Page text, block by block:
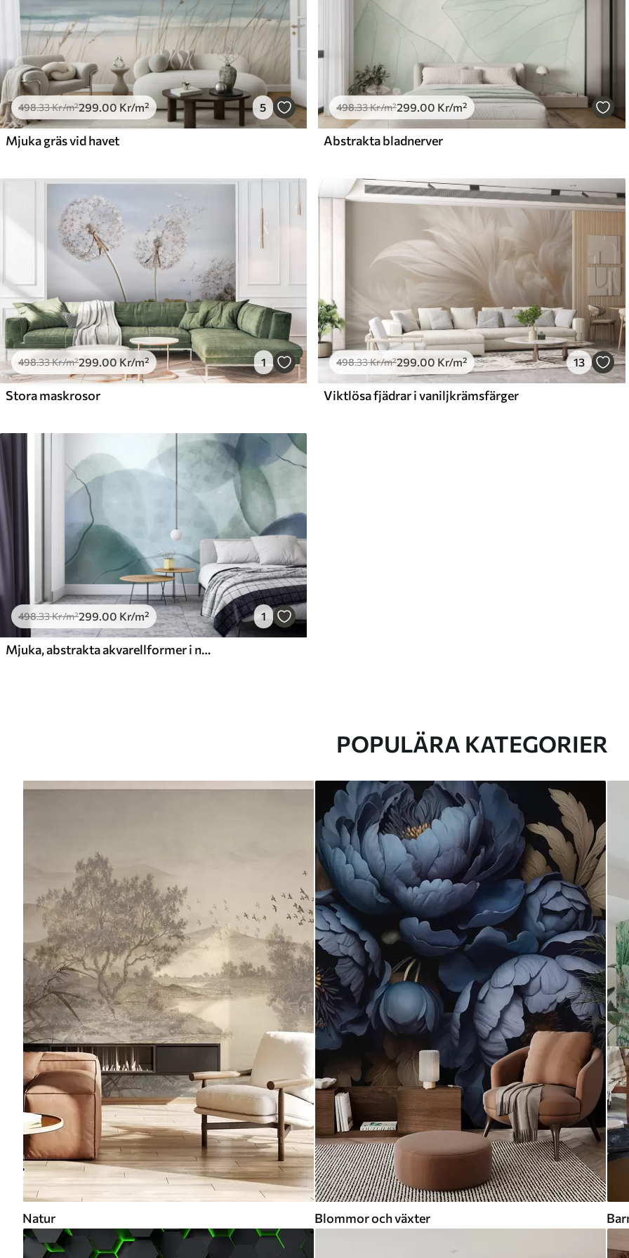
498.33Kr/m²299.00Kr/m² 5
Mjuka gräs vid havet
498.33Kr/m²299.00 Kr/m²
Abstrakta bladnerver
498.33Kr/m²299 .00 Kr/m² 1
Stora maskrosor
498.33Kr/m²299 .00 Kr/m² 13
Viktlösa fjädrar i vaniljkrämsfärger
498.33Kr/m²299.00 Kr/m² 1
Mjuka, abstrakta akvarellformer i nyanser av blått, grönt och vitt
POPULÄRA KATEGORIER
Natur Blommor och växter